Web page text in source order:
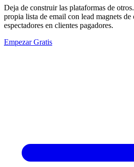
Deja de construir las plataformas de
propia lista de email con lead magnets
espectadores en clientes pagadores.
Empezar Gratis